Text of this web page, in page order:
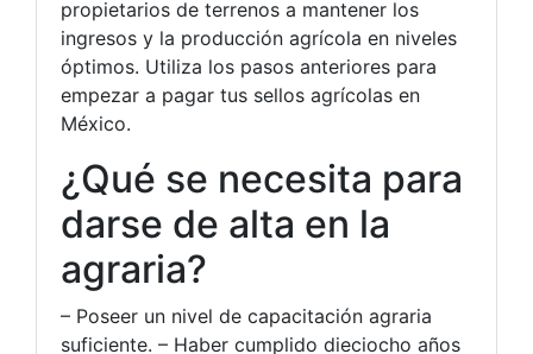
propietarios de terrenos a mantener los
ingresos y la producción agrícola en niveles
óptimos. Utiliza los pasos anteriores para
empezar a pagar tus sellos agrícolas en
México.
¿Qué se necesita para
darse de alta en la
agraria?
– Poseer un nivel de capacitación agraria
suficiente. – Haber cumplido dieciocho años